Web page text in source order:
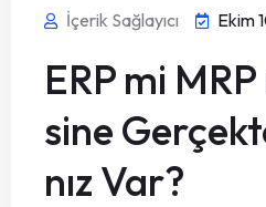
İçerik Sağlayıcı Ekim
ERP mi
sine
nız Var?